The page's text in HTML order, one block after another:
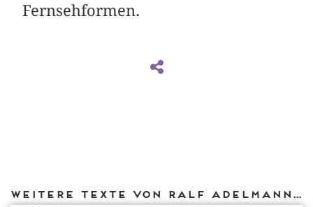
Fernsehformen.
Weitere Texte von Ralf Adelmann bei DIAPHANES